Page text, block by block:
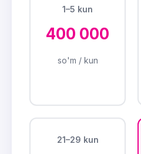
1–5 kun
400 000
so'm / kun
21–29 kun